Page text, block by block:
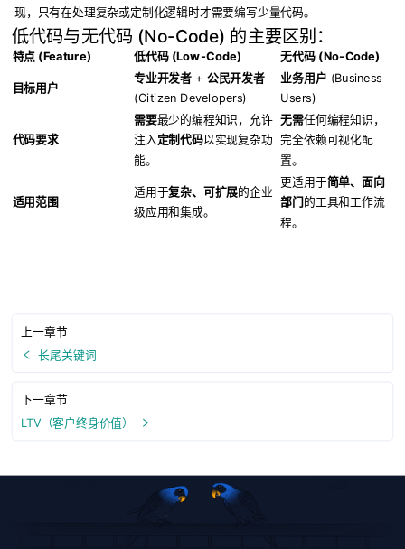
现，只有在处理复杂或定制化逻辑时才需要编写少量代码。
低代码与无代码 (No-Code) 的主要区别：
特点 (Feature) 低代码 (Low-Code) 无代码 (No-Code)
目标用户
专业开发者 + 公民开发者
(Citizen Developers)
业务用户 (Business
Users)
代码要求
需要最少的编程知识，允许
注入定制代码以实现复杂功
能。
无需任何编程知识，
完全依赖可视化配
置。
适用范围
适用于复杂、可扩展的企业
级应用和集成。
更适用于简单、面向
部门的工具和工作流
程。
上一章节
长尾关键词
下一章节
LTV（客户终身价值）